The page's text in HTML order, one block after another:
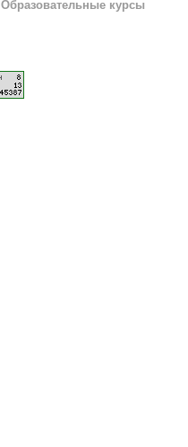
Образовательные курсы